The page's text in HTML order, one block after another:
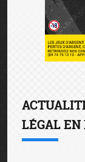
LÉGAL EN